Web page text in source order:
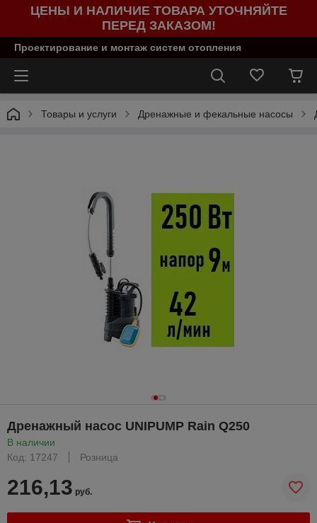
ЦЕНЫ И НАЛИЧИЕ ТОВАРА УТОЧНЯЙТЕ
ПЕРЕД ЗАКАЗОМ!
Проектирование и монтаж систем отопления
Товары и услуги Дренажные и фекальные насосы
Дренажный насос UNIPUMP Rain Q250
В наличии
Код: 17247
Розница
216,13 руб.